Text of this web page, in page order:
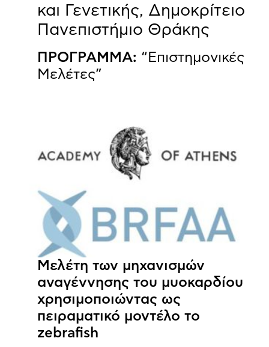
και Γενετικής, Δημοκρίτειο
Πανεπιστήμιο Θράκης
ΠΡΟΓΡΑΜΜΑ: “Επιστημονικές
Μελέτες”
Μελέτη των μηχανισμών
αναγέννησης του μυοκαρδίου
χρησιμοποιώντας ως
πειραματικό μοντέλο το
zebrafish